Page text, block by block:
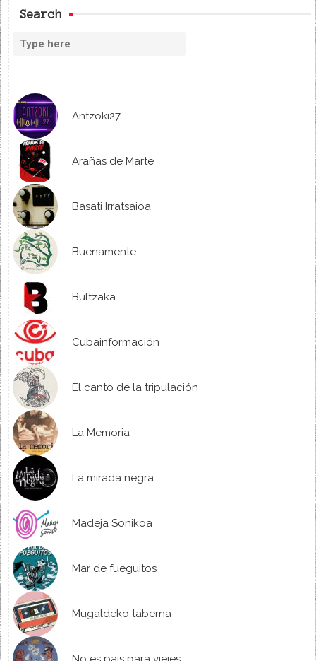
Search
Antzoki27
Arañas de Marte
Basati Irratsaioa
Buenamente
Bultzaka
Cubainformación
El canto de la tripulación
La Memoria
La mirada negra
Madeja Sonikoa
Mar de fueguitos
Mugaldeko taberna